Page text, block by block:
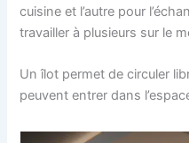
cuisine et l’autre pour
travailler à plusieurs sur le
Un îlot permet de circuler
peuvent entrer dans